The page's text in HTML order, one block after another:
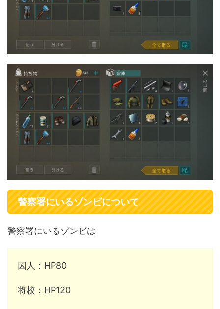
警察署にいるゾンビについて
警察署にいるゾンビは
囚人：HP80
将校：HP120